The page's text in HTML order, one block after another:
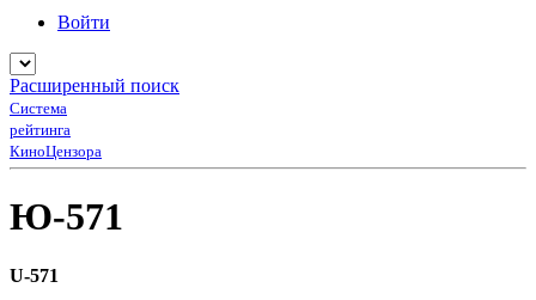
Войти
Расширенный поиск
Система
рейтинга
КиноЦензора
Ю-571
U-571